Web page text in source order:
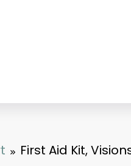
First Aid Kit,